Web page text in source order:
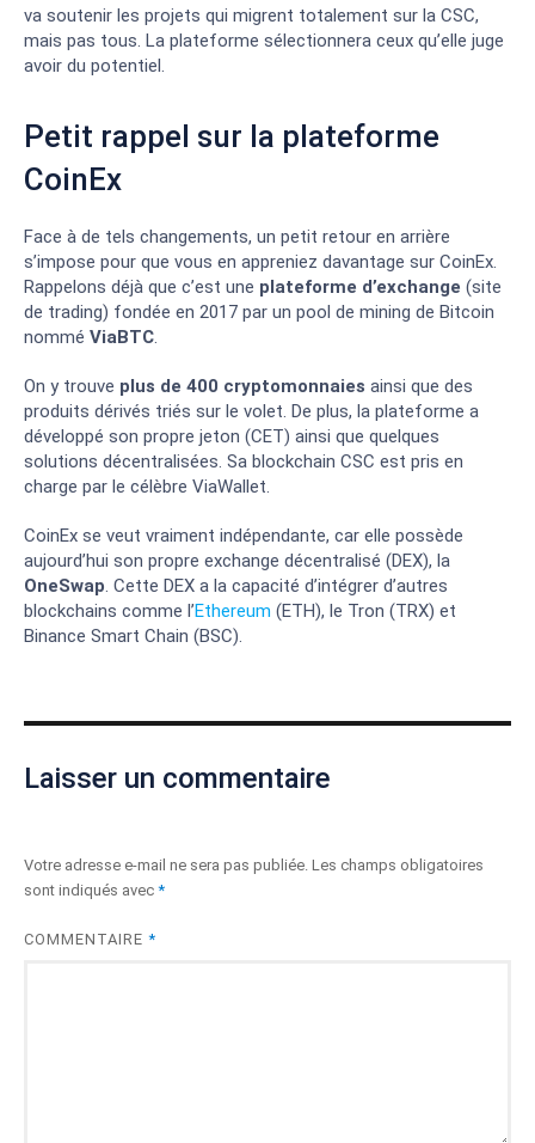
va soutenir les projets qui migrent totalement sur la CSC,
mais pas tous. La plateforme sélectionnera ceux qu’elle juge
avoir du potentiel.
Petit rappel sur la plateforme
CoinEx
Face à de tels changements, un petit retour en arrière
s’impose pour que vous en appreniez davantage sur CoinEx.
Rappelons déjà que c’est une plateforme d’exchange (site
de trading) fondée en 2017 par un pool de mining de Bitcoin
nommé ViaBTC.
On y trouve plus de 400 cryptomonnaies ainsi que des
produits dérivés triés sur le volet. De plus, la plateforme a
développé son propre jeton (CET) ainsi que quelques
solutions décentralisées. Sa blockchain CSC est pris en
charge par le célèbre ViaWallet.
CoinEx se veut vraiment indépendante, car elle possède
aujourd’hui son propre exchange décentralisé (DEX), la
OneSwap. Cette DEX a la capacité d’intégrer d’autres
blockchains comme l’Ethereum (ETH), le Tron (TRX) et
Binance Smart Chain (BSC).
Laisser un commentaire
Votre adresse e-mail ne sera pas publiée. Les champs obligatoires
sont indiqués avec *
COMMENTAIRE *